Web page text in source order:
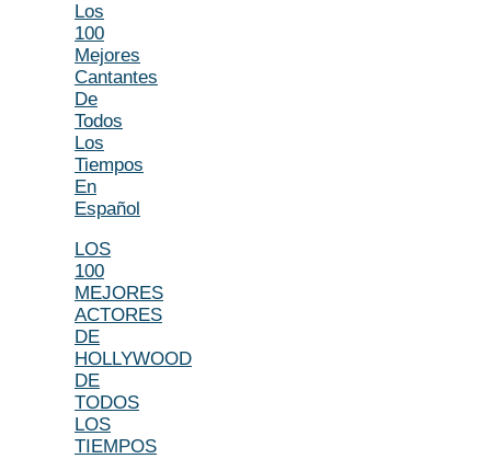
Los
100
Mejores
Cantantes
De
Todos
Los
Tiempos
En
Español
LOS
100
MEJORES
ACTORES
DE
HOLLYWOOD
DE
TODOS
LOS
TIEMPOS